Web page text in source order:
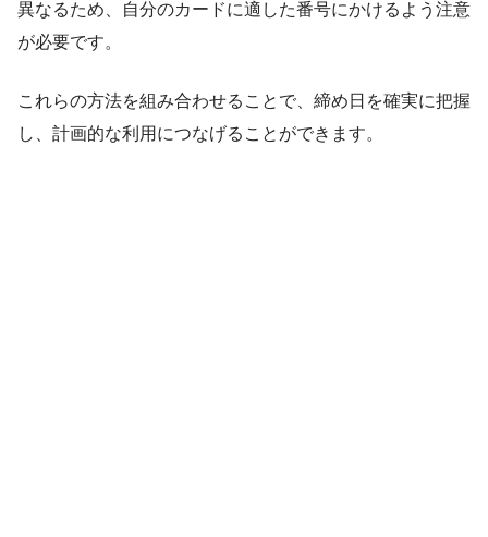
異なるため、自分のカードに適した番号にかけるよう注意
が必要です。
これらの方法を組み合わせることで、締め日を確実に把握
し、計画的な利用につなげることができます。